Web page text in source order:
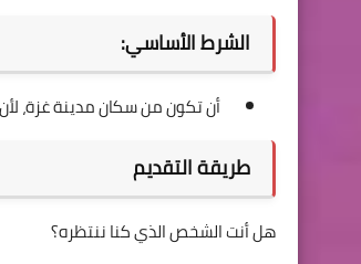
الشرط الأساسي:
أن تكون من سكان مدينة غزة،
طريقة التقديم
هل أنت الشخص الذي كنا ننتظره؟